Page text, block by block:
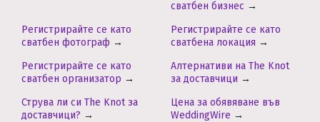
сватбен бизнес →
Регистрирайте се като
сватбен фотограф →
Регистрирайте се като
сватбена локация →
Регистрирайте се като
сватбен организатор →
Алтернативи на The Knot
за доставчици →
Струва ли си The Knot за
доставчици? →
Цена за обявяване във
WeddingWire →